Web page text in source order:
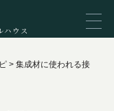
ハウス
>集成材に使われる接